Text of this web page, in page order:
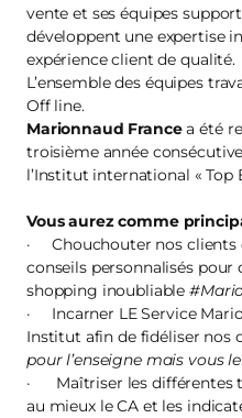
vente et ses équipes
développent une expertise
expérience client de qualité.
L’ensemble des équipes
Off line.
Marionnaud Francea été
troisième année
l’Institut international « Top
Vous aurez comme
· Chouchouter nos clients
conseils personnalisés pour
shopping inoubliable
· Incarner LE Service
Institut afin de fidéliser nos
pour l’enseigne mais vous
· Maîtriser les différentes
au mieux le CA et les